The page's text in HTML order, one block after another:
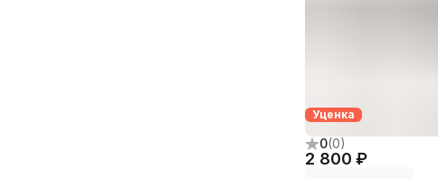
Уценка
0(0)
2 800 ₽